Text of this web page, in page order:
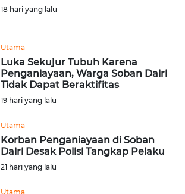
18 hari yang lalu
Utama
Luka Sekujur Tubuh Karena
Penganiayaan, Warga Soban Dairi
Tidak Dapat Beraktifitas
19 hari yang lalu
Utama
Korban Penganiayaan di Soban
Dairi Desak Polisi Tangkap Pelaku
21 hari yang lalu
Utama